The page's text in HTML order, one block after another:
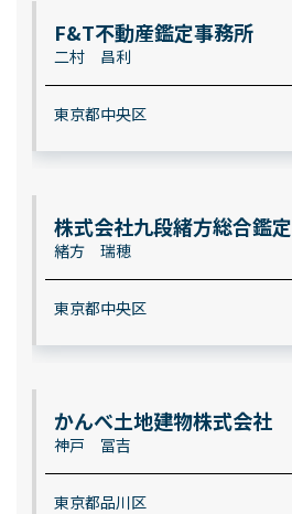
F&T不動産鑑定事務所
二村 昌利
東京都中央区
株式会社九段緒方総合鑑定
緒方 瑞穂
東京都中央区
かんべ土地建物株式会社
神戸 冨吉
東京都品川区